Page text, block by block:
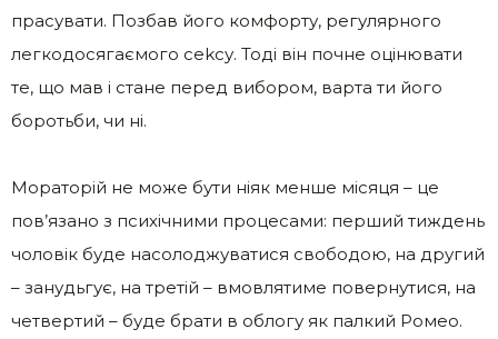
прасувати. Позбав його комфорту, регулярного
легкодосягаємого сеkсу. Тоді він почне оцінювати
те, що мав і стане перед вибором, варта ти його
боротьби, чи ні.
Мораторій не може бути ніяк менше місяця – це
пов’язано з психічними процесами: перший тиждень
чоловік буде насолоджуватися свободою, на другий
– занудьгує, на третій – вмовлятиме повернутися, на
четвертий – буде брати в облогу як палкий Ромео.